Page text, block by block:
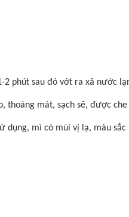
phút sau đó vớt ra xả nước
thoáng mát, sạch sẽ, được
dụng, mì có mùi vị lạ, màu